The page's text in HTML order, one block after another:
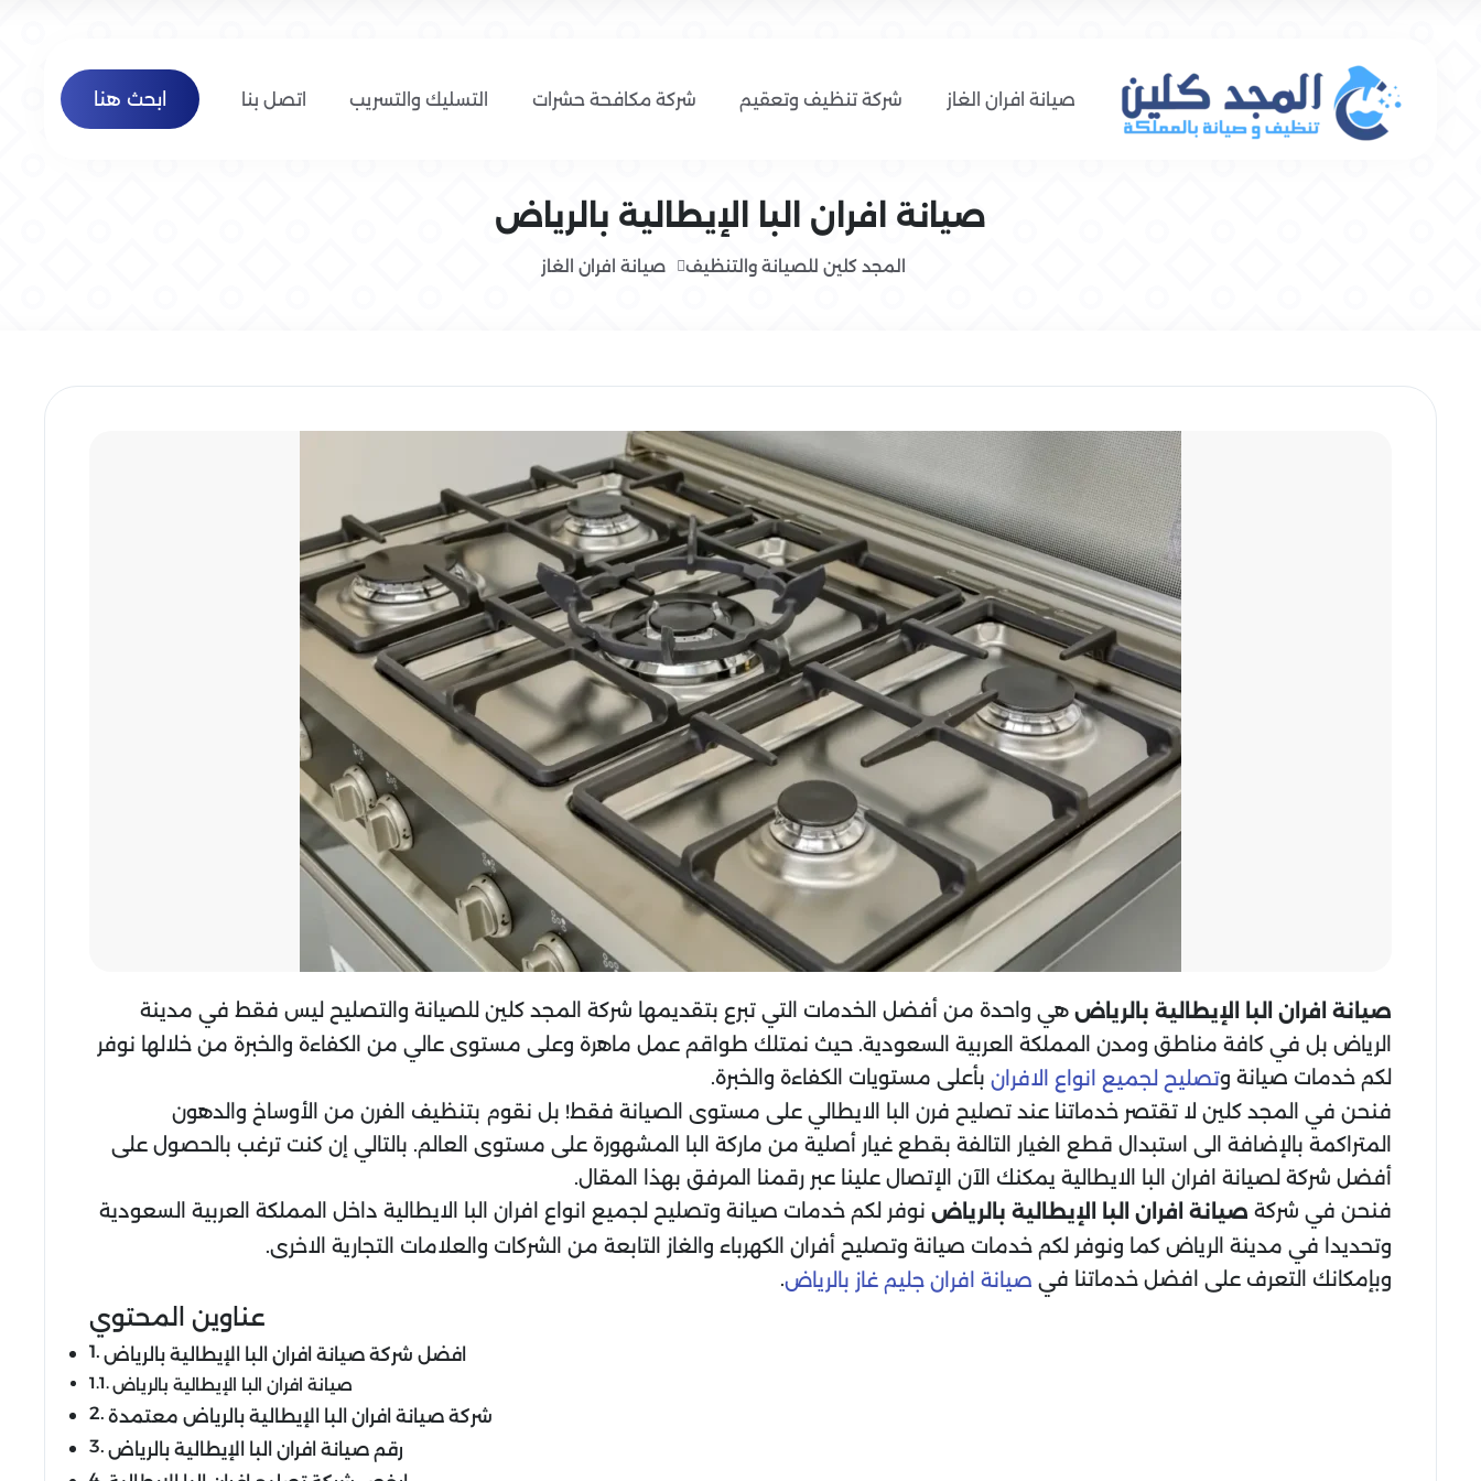
صيانة افران الغاز شركة تنظيف وتعقيم شركة مكافحة حشرات التسليك والتسريب اتصل بنا ابحث هنا
صيانة افران البا الإيطالية بالرياض
المجد كلين للصيانة والتنظيف صيانة افران الغاز
صيانة افران البا الإيطالية بالرياض هي واحدة من أفضل الخدمات التي تبرع بتقديمها شركة المجد كلين للصيانة والتصليح ليس فقط في مدينة
الرياض بل في كافة مناطق ومدن المملكة العربية السعودية. حيث نمتلك طواقم عمل ماهرة وعلى مستوى عالي من الكفاءة والخبرة من خلالها نوفر
لكم خدمات صيانة وتصليح لجميع انواع الافران بأعلى مستويات الكفاءة والخبرة.
فنحن في المجد كلين لا تقتصر خدماتنا عند تصليح فرن البا الايطالي على مستوى الصيانة فقط! بل نقوم بتنظيف الفرن من الأوساخ والدهون
المتراكمة بالإضافة الى استبدال قطع الغيار التالفة بقطع غيار أصلية من ماركة البا المشهورة على مستوى العالم. بالتالي إن كنت ترغب بالحصول على
أفضل شركة لصيانة افران البا الايطالية يمكنك الآن الإتصال علينا عبر رقمنا المرفق بهذا المقال.
فنحن في شركة صيانة افران البا الإيطالية بالرياض نوفر لكم خدمات صيانة وتصليح لجميع انواع افران البا الايطالية داخل المملكة العربية السعودية
وتحديدا في مدينة الرياض كما ونوفر لكم خدمات صيانة وتصليح أفران الكهرباء والغاز التابعة من الشركات والعلامات التجارية الاخرى.
وبإمكانك التعرف على افضل خدماتنا في صيانة افران جليم غاز بالرياض.
عناوين المحتوي
افضل شركة صيانة افران البا الإيطالية بالرياض
صيانة افران البا الإيطالية بالرياض
شركة صيانة افران البا الإيطالية بالرياض معتمدة
رقم صيانة افران البا الإيطالية بالرياض